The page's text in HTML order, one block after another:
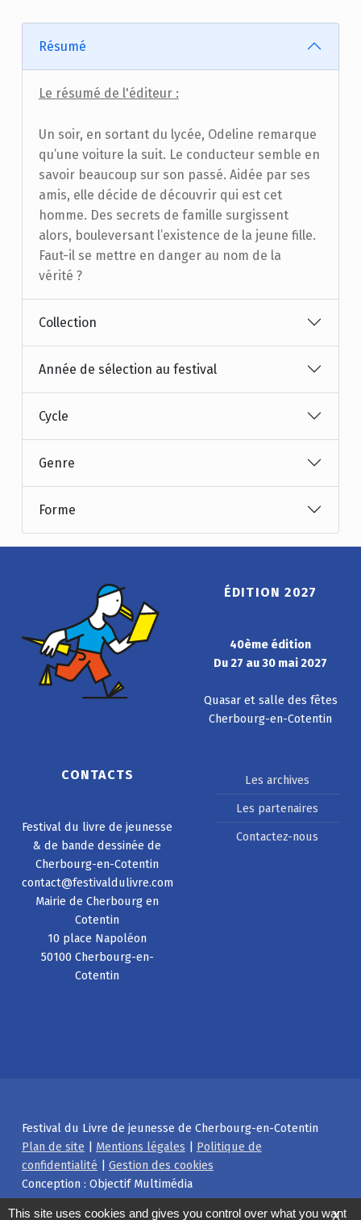
Résumé
Le résumé de l'éditeur :
Un soir, en sortant du lycée, Odeline remarque
qu’une voiture la suit. Le conducteur semble en
savoir beaucoup sur son passé. Aidée par ses
amis, elle décide de découvrir qui est cet
homme. Des secrets de famille surgissent
alors, bouleversant l’existence de la jeune fille.
Faut-il se mettre en danger au nom de la
vérité ?
Collection
Année de sélection au festival
Cycle
Genre
Forme
ÉDITION 2027
40ème édition
Du 27 au 30 mai 2027
Quasar et salle des fêtes
Cherbourg-en-Cotentin
CONTACTS
Festival du livre de jeunesse
& de bande dessinée de
Cherbourg-en-Cotentin
contact@festivaldulivre.com
Mairie de Cherbourg en
Cotentin
10 place Napoléon
50100 Cherbourg-en-
Cotentin
Les archives
Les partenaires
Contactez-nous
Festival du Livre de jeunesse de Cherbourg-en-Cotentin
Plan de site | Mentions légales | Politique de
confidentialité | Gestion des cookies
Conception : Objectif Multimédia
Facebook
Instagram
Back to top ↑ X
This site uses cookies and gives you control over what you want